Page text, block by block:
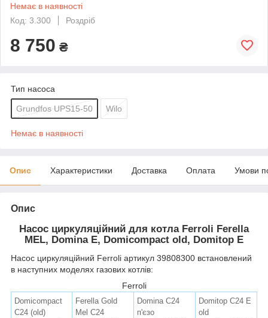
Немає в наявності
Код: 3.300
Роздріб
8 750 ₴
Тип насоса
Grundfos UPS15-50 Wilo
Немає в наявності
Опис Характеристики Доставка Оплата Умови
Опис
Насос циркуляційний для котла Ferroli Ferella
MEL, Domina E, Domicompact old, Domitop E
Насос циркуляційний Ferroli артикул 39808300 встановлений
в наступних моделях газових котлів:
Ferroli
Domicompact
C24 (old)
Ferella Gold
Mel C24
Domina C24
п'єзо
Domitop C24 Е
old